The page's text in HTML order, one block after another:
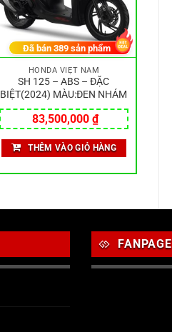
HONDA VIỆT NAM
SH 125 – ABS – ĐẶC
BIỆT(2024) MÀU:ĐEN NHÁM
83,500,000₫
Đã bán389 sản phẩm
THÊM VÀO GIỎ HÀNG
FANPAGE